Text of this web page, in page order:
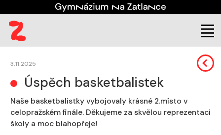
Aktuality
3.11.2025
Úspěch basketbalistek
Naše basketbalistky vybojovaly krásné 2.místo v
celopražském finále. Děkujeme za skvělou reprezentaci
školy a moc blahopřeje!